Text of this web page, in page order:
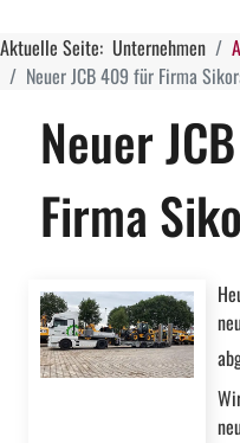
Aktuelle Seite: Unternehmen
Neuer JCB 409 für Firma
Neuer
Firma